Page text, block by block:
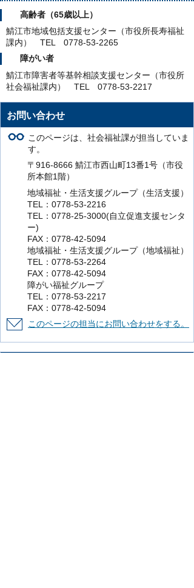
高齢者（65歳以上）
鯖江市地域包括支援センター（市役所長寿福祉
課内） TEL 0778-53-2265
障がい者
鯖江市障害者等基幹相談支援センター（市役所
社会福祉課内） TEL 0778-53-2217
お問い合わせ
このページは、社会福祉課が担当していま
す。
〒916-8666 鯖江市西山町13番1号（市役
所本館1階）
地域福祉・生活支援グループ（生活支援）
TEL：0778-53-2216
TEL：0778-25-3000(自立促進支援センタ
ー)
FAX：0778-42-5094
地域福祉・生活支援グループ（地域福祉）
TEL：0778-53-2264
FAX：0778-42-5094
障がい福祉グループ
TEL：0778-53-2217
FAX：0778-42-5094
このページの担当にお問い合わせをする。